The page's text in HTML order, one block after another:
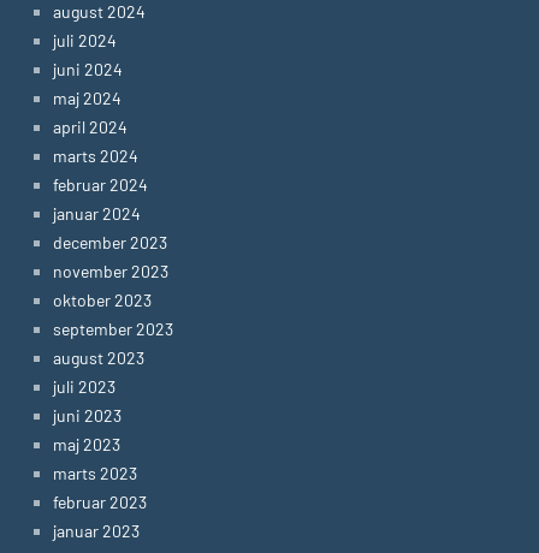
august 2024
juli 2024
juni 2024
maj 2024
april 2024
marts 2024
februar 2024
januar 2024
december 2023
november 2023
oktober 2023
september 2023
august 2023
juli 2023
juni 2023
maj 2023
marts 2023
februar 2023
januar 2023